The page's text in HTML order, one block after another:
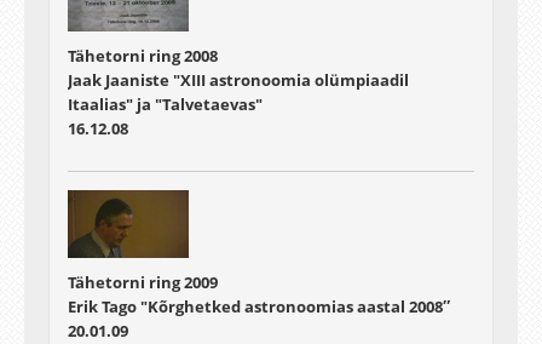
Tähetorni ring 2008
Jaak Jaaniste "XIII astronoomia olümpiaadil
Itaalias" ja "Talvetaevas"
16.12.08
Tähetorni ring 2009
Erik Tago "Kõrghetked astronoomias aastal 2008″
20.01.09